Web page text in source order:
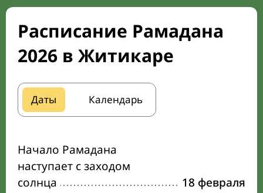
Расписание Рамадана
2026 в Житикаре
Даты Календарь
Начало Рамадана
наступает с заходом
солнца
18 февраля